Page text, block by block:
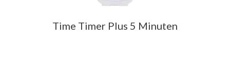
Time Timer Plus 5 Minuten